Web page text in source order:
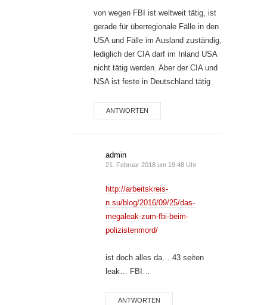
von wegen FBI ist weltweit tätig, ist
gerade für überregionale Fälle in den
USA und Fälle im Ausland zuständig,
lediglich der CIA darf im Inland USA
nicht tätig werden. Aber der CIA und
NSA ist feste in Deutschland tätig
ANTWORTEN
admin
21. Februar 2018 um 19:48 Uhr
http://arbeitskreis-
n.su/blog/2016/09/25/das-
megaleak-zum-fbi-beim-
polizistenmord/
ist doch alles da… 43 seiten
leak… FBI…
ANTWORTEN